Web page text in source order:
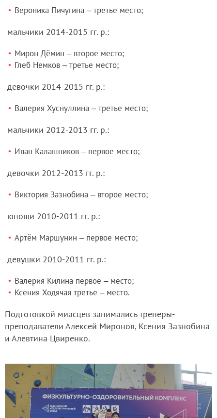
Вероника Пичугина – третье место;
мальчики 2014-2015 гг. р.:
Мирон Дёмин – второе место;
Глеб Немков – третье место;
девочки 2014-2015 гг. р.:
Валерия Хуснуллина – третье место;
мальчики 2012-2013 гг. р.:
Иван Калашников – первое место;
девочки 2012-2013 гг. р.:
Виктория Зазнобина – второе место;
юноши 2010-2011 гг. р.:
Артём Маршунин – первое место;
девушки 2010-2011 гг. р.:
Валерия Килина первое – место;
Ксения Ходячая третье – место.
Подготовкой миасцев занимались тренеры-
преподаватели Алексей Миронов, Ксения Зазнобина
и Алевтина Цвиренко.